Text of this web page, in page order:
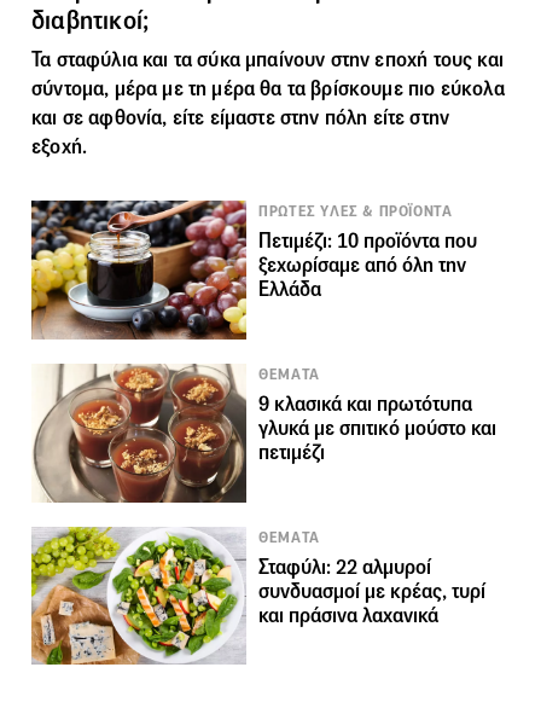
διαβητικοί;
Τα σταφύλιακαι τα σύκα μπαίνουν στην εποχή τους και
σύντομα, μέρα με τη μέρα θα τα βρίσκουμε πιο εύκολα
και σε αφθονία, είτε είμαστε στην πόλη είτε στην
εξοχή.
ΠΡΩΤΕΣ ΥΛΕΣ & ΠΡΟΪΟΝΤΑ
Πετιμέζι: 10 προϊόντα που
ξεχωρίσαμε από όλη την
Ελλάδα
ΘΕΜΑΤΑ
9 κλασικά και πρωτότυπα
γλυκά με σπιτικό μούστο και
πετιμέζι
ΘΕΜΑΤΑ
Σταφύλι: 22 αλμυροί
συνδυασμοί με κρέας, τυρί
και πράσινα λαχανικά